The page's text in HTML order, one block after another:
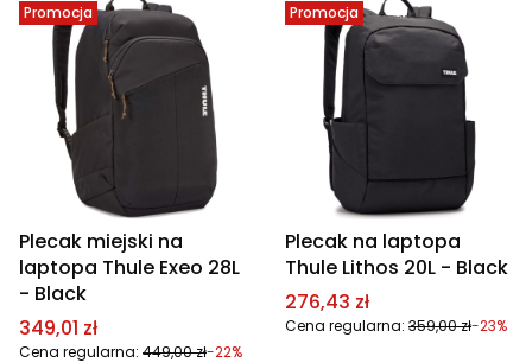
Promocja
Plecak miejski na
laptopa Thule Exeo 28L
- Black
Cena promocyjna
349,01 zł
Cena regularna: 449,00 zł-22%
Promocja
Plecak na laptopa
Thule Lithos 20L - Black
Cena promocyjna
276,43 zł
Cena regularna: 359,00 zł-23%